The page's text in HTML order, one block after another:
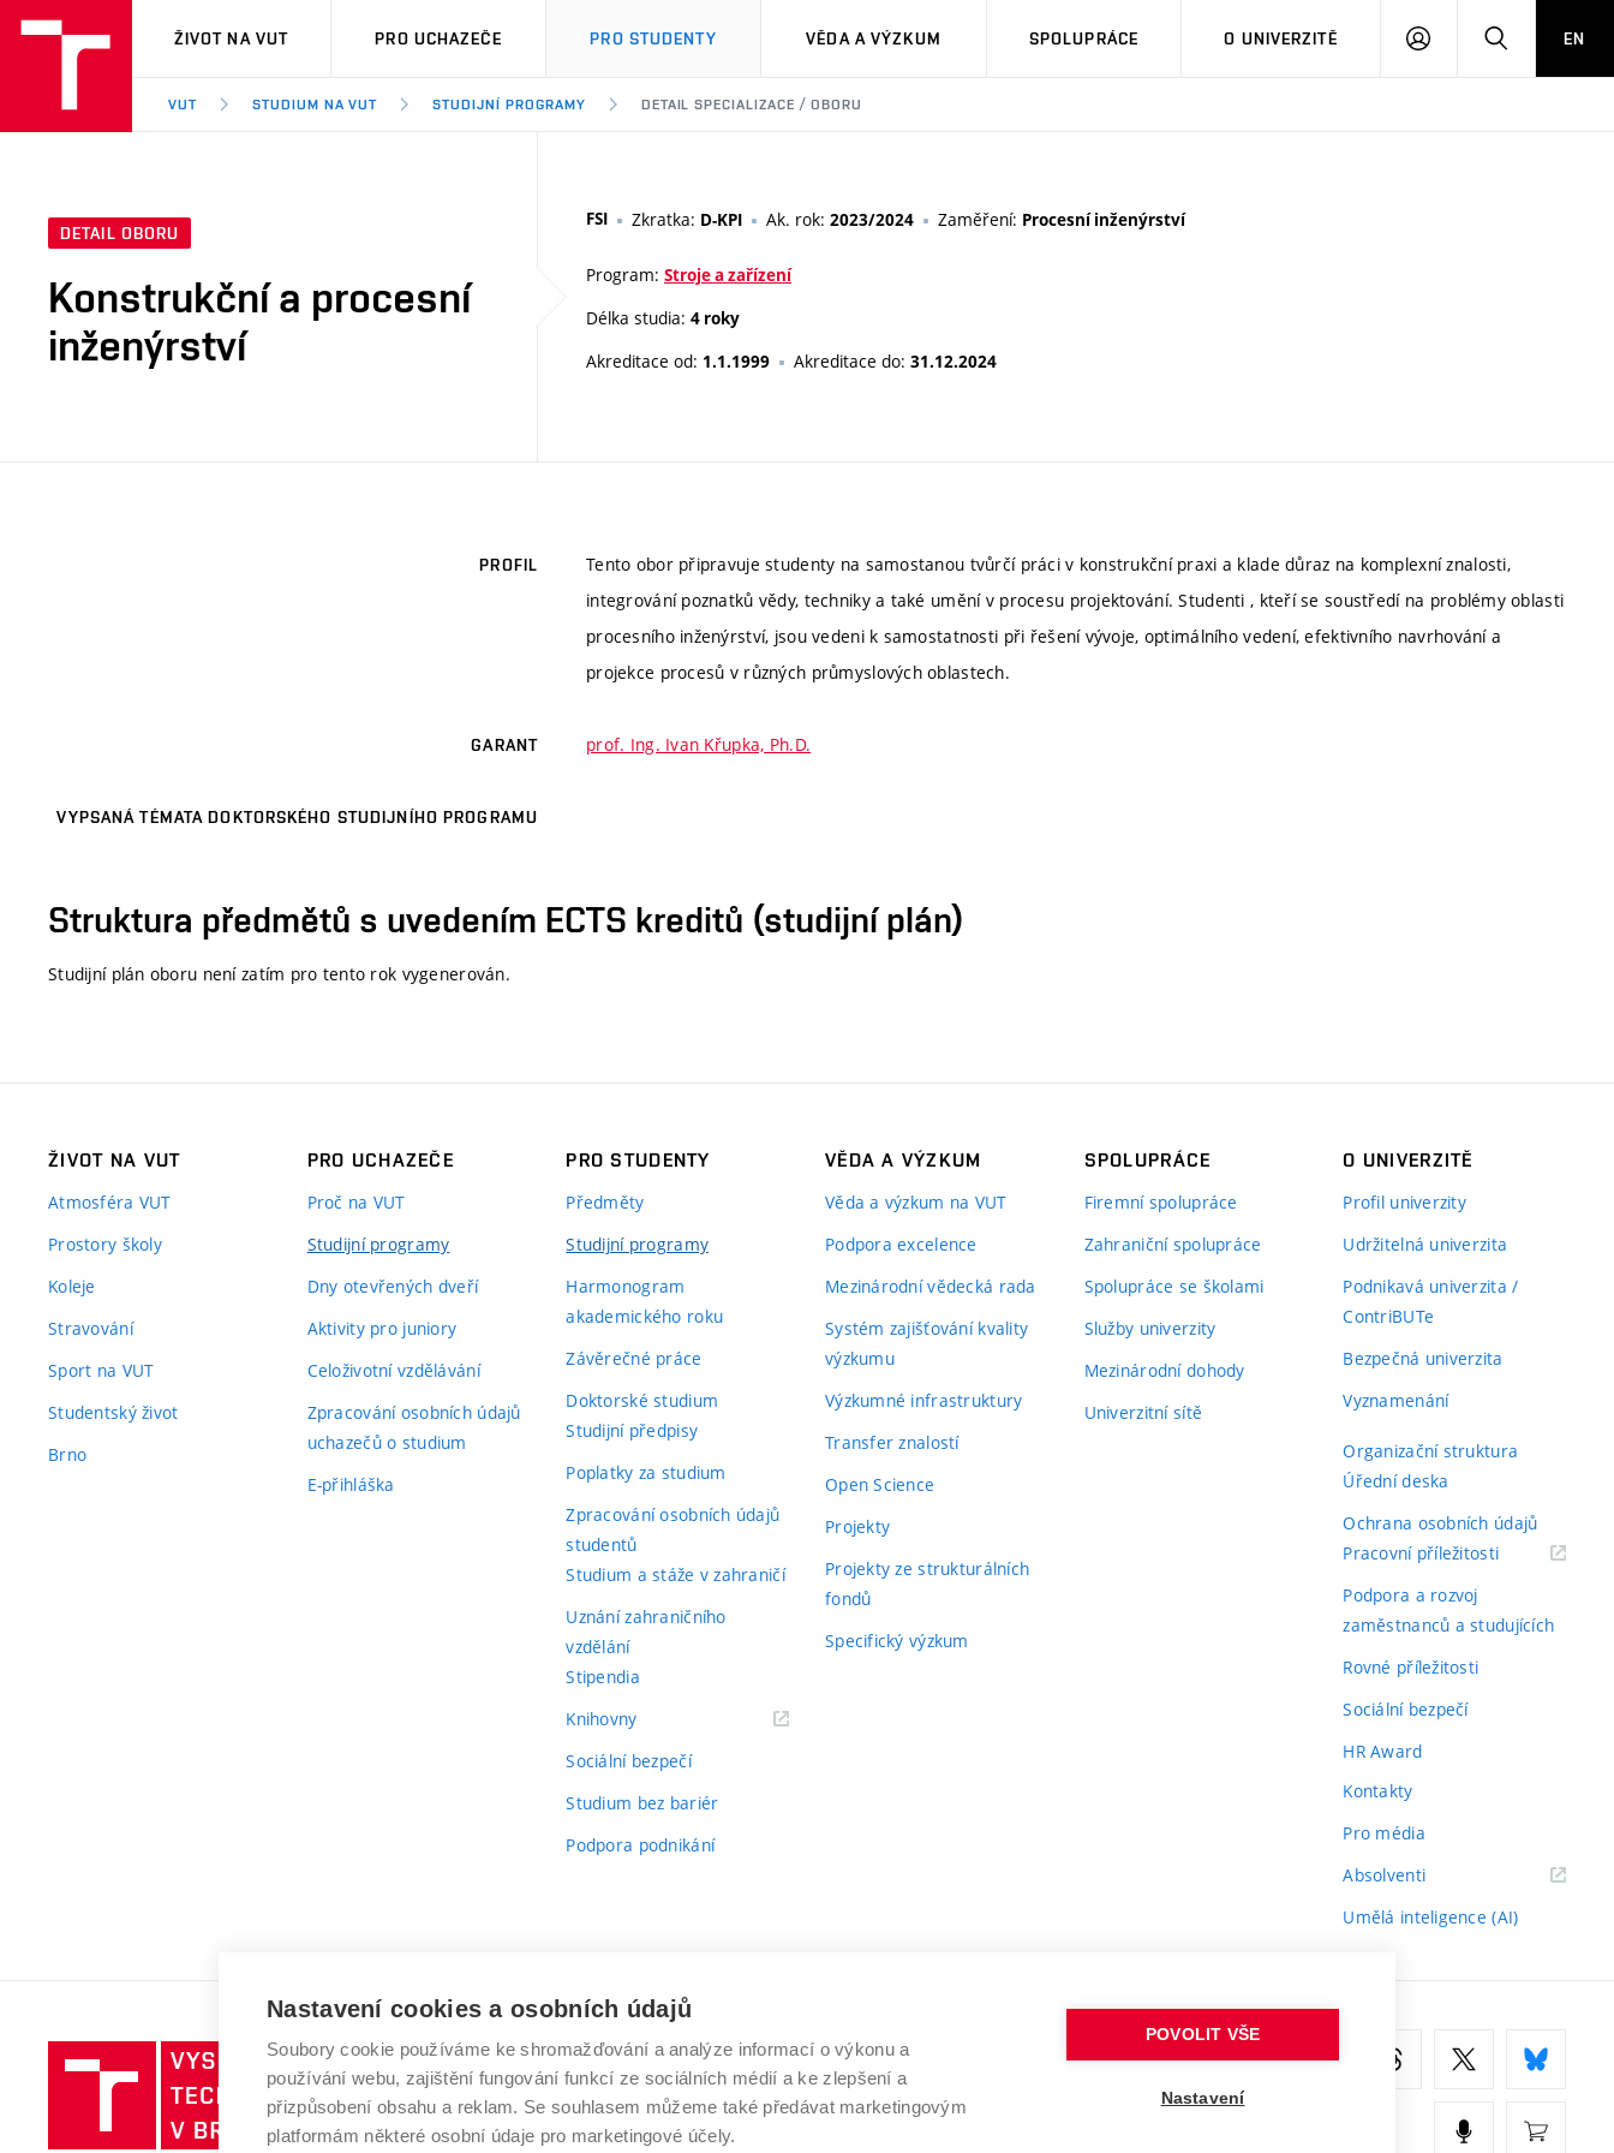
VUT
ŽIVOT NA VUT PRO UCHAZEČE PRO STUDENTY VĚDA A VÝZKUM SPOLUPRÁCE O UNIVERZITĚ
PŘIHLÁSIT HLEDATEN
VUT STUDIUM NA VUT STUDIJNÍ PROGRAMY DETAIL SPECIALIZACE / OBORU
DETAIL OBORU
Konstrukční a procesní
inženýrství
FSI Zkratka: D-KPI Ak. rok: 2023/2024 Zaměření: Procesní inženýrství
Program: Stroje a zařízení
Délka studia: 4 roky
Akreditace od: 1.1.1999 Akreditace do: 31.12.2024
PROFIL
Tento obor připravuje studenty na samostanou tvůrčí práci v konstrukční praxi a klade důraz na komplexní znalosti,
integrování poznatků vědy, techniky a také umění v procesu projektování. Studenti , kteří se soustředí na problémy oblasti
procesního inženýrství, jsou vedeni k samostatnosti při řešení vývoje, optimálního vedení, efektivního navrhování a
projekce procesů v různých průmyslových oblastech.
GARANT prof. Ing. Ivan Křupka, Ph.D.
VYPSANÁ TÉMATA DOKTORSKÉHO STUDIJNÍHO PROGRAMU
Struktura předmětů s uvedením ECTS kreditů (studijní plán)
Studijní plán oboru není zatím pro tento rok vygenerován.
ŽIVOT NA VUT
Atmosféra VUT
Prostory školy
Koleje
Stravování
Sport na VUT
Studentský život
Brno
PRO UCHAZEČE
Proč na VUT
Studijní programy
Dny otevřených dveří
Aktivity pro juniory
Celoživotní vzdělávání
Zpracování osobních údajů
uchazečů o studium
E-přihláška
PRO STUDENTY
Předměty
Studijní programy
Harmonogram
akademického roku
Závěrečné práce
Doktorské studium
Studijní předpisy
Poplatky za studium
Zpracování osobních údajů
studentů
Studium a stáže v zahraničí
Uznání zahraničního
vzdělání
Stipendia
Knihovny(externí
Sociální bezpečí
Studium bez bariér
Podpora podnikání
VĚDA A VÝZKUM
Věda a výzkum na VUT
Podpora excelence
Mezinárodní vědecká rada
Systém zajišťování kvality
výzkumu
Výzkumné infrastruktury
Transfer znalostí
Open Science
Projekty
Projekty ze strukturálních
fondů
Specifický výzkum
SPOLUPRÁCE
Firemní spolupráce
Zahraniční spolupráce
Spolupráce se školami
Služby univerzity
Mezinárodní dohody
Univerzitní sítě
O UNIVERZITĚ
Profil univerzity
Udržitelná univerzita
Podnikavá univerzita /
ContriBUTe
Bezpečná univerzita
Vyznamenání
Organizační struktura
Úřední deska
Ochrana osobních údajů
Pracovní příležitosti(externí
Podpora a rozvoj
zaměstnanců a studujících
Rovné příležitosti
Sociální bezpečí
HR Award
Kontakty
Pro média
Absolventi(externí
Umělá inteligence (AI)
Vysoké
učení
technické
v
VYSOKÉ UČENÍ TECHNICKÉ V BRNĚ
Antonínská 548/1
602 00 Brno
www.vut.cz
Nastavení cookies a osobních údajů
Soubory cookie používáme ke shromažďování a analýze informací o výkonu a
používání webu, zajištění fungování funkcí ze sociálních médií a ke zlepšení a
přizpůsobení obsahu a reklam. Se souhlasem můžeme také předávat marketingovým
platformám některé osobní údaje pro marketingové účely.
POVOLIT VŠE
Nastavení